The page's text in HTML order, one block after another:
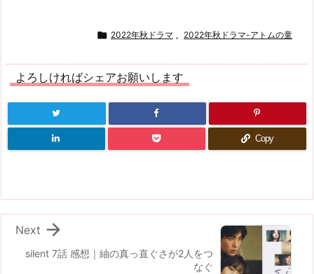
 2022年秋ドラマ , 2022年秋ドラマ-アトムの童
よろしければシェアお願いします
Copy
silent 7話 感想｜紬の真っ直ぐさが2人をつ
なぐ

Next